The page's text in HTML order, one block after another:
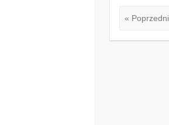
« Poprzedni